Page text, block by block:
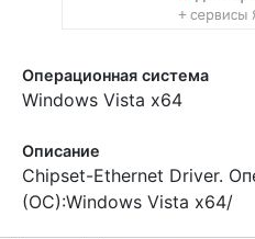
Операционная система
Windows Vista x64
Описание
Chipset-Ethernet Driver.
(ОС):Windows Vista x64/